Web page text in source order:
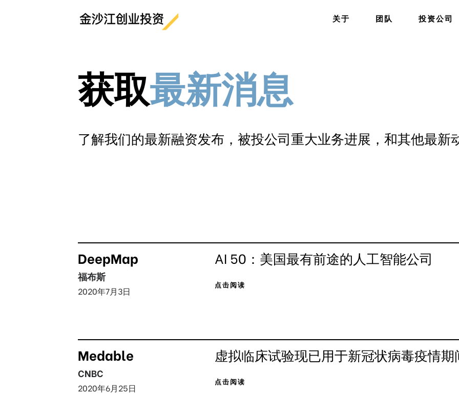
关于 团队 投资公司
获取最新消息
了解我们的最新融资发布，被投公司重大业务进展，和其他最新
DeepMap
福布斯
2020年7月3日
AI 50：美国最有前途的人工智能公司
点击阅读
Medable
CNBC
2020年6月25日
虚拟临床试验现已用于新冠状病毒疫情
点击阅读